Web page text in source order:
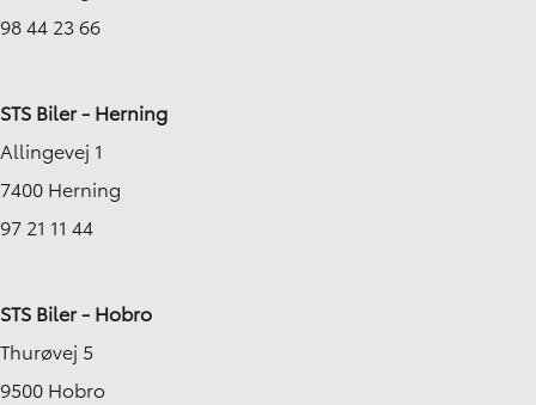
98 44 23 66
STS Biler - Herning
Allingevej 1
7400 Herning
97 21 11 44
STS Biler - Hobro
Thurøvej 5
9500 Hobro